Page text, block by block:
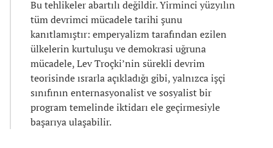
Bu tehlikeler abartılı değildir. Yirminci yüzyılın
tüm devrimci mücadele tarihi şunu
kanıtlamıştır: emperyalizm tarafından ezilen
ülkelerin kurtuluşu ve demokrasi uğruna
mücadele, Lev Troçki’nin sürekli devrim
teorisinde ısrarla açıkladığı gibi, yalnızca işçi
sınıfının enternasyonalist ve sosyalist bir
program temelinde iktidarı ele geçirmesiyle
başarıya ulaşabilir.